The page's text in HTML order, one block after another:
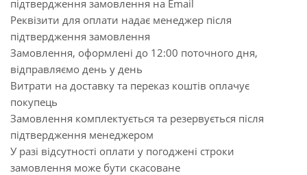
підтвердження замовлення на Email
Реквізити для оплати надає менеджер після
підтвердження замовлення
Замовлення, оформлені до 12:00 поточного дня,
відправляємо день у день
Витрати на доставку та переказ коштів оплачує
покупець
Замовлення комплектується та резервується після
підтвердження менеджером
У разі відсутності оплати у погоджені строки
замовлення може бути скасоване